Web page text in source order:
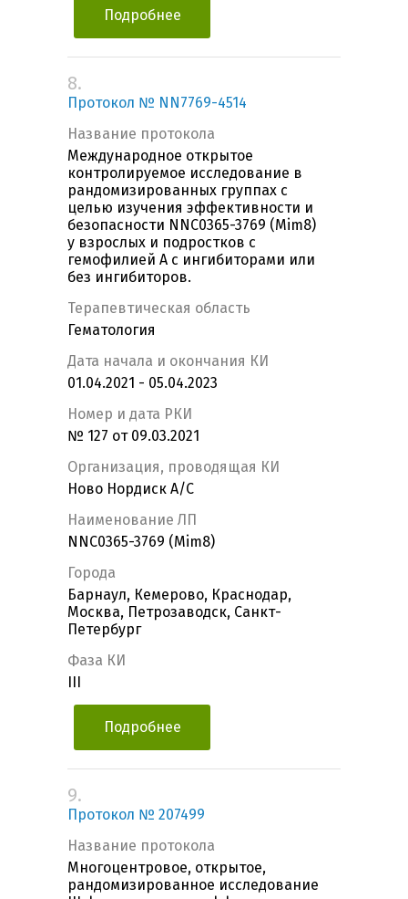
Подробнее
8.
Протокол № NN7769-4514
Название протокола
Международное открытое
контролируемое исследование в
рандомизированных группах с
целью изучения эффективности и
безопасности NNC0365-3769 (Mim8)
у взрослых и подростков с
гемофилией А с ингибиторами или
без ингибиторов.
Терапевтическая область
Гематология
Дата начала и окончания КИ
01.04.2021 - 05.04.2023
Номер и дата РКИ
№ 127 от 09.03.2021
Организация, проводящая КИ
Ново Нордиск А/С
Наименование ЛП
NNC0365-3769 (Mim8)
Города
Барнаул, Кемерово, Краснодар,
Москва, Петрозаводск, Санкт-
Петербург
Фаза КИ
Подробнее
9.
Протокол № 207499
Название протокола
Многоцентровое, открытое,
рандомизированное исследование